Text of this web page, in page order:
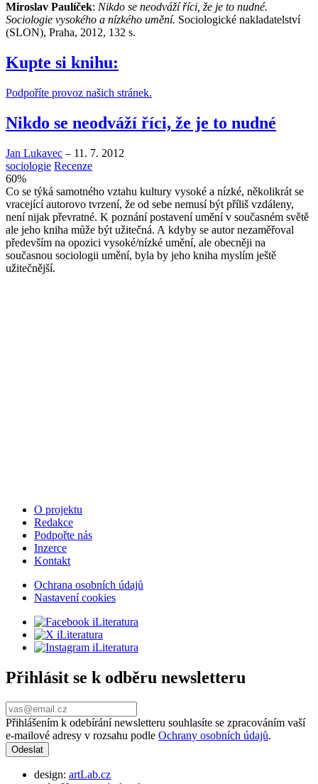
Miroslav Paulíček: Nikdo se neodváží říci, že je to nudné.
Sociologie vysokého a nízkého umění. Sociologické nakladatelství
(SLON), Praha, 2012, 132 s.
Kupte si knihu:
Podpoříte provoz našich stránek.
Nikdo se neodváží říci, že je to nudné
Jan Lukavec – 11. 7. 2012
sociologie Recenze
60%
Co se týká samotného vztahu kultury vysoké a nízké, několikrát se
vracející autorovo tvrzení, že od sebe nemusí být příliš vzdáleny,
není nijak převratné. K poznání postavení umění v současném světě
ale jeho kniha může být užitečná. A kdyby se autor nezaměřoval
především na opozici vysoké/nízké umění, ale obecněji na
současnou sociologii umění, byla by jeho kniha myslím ještě
užitečnější.
O projektu
Redakce
Podpořte nás
Inzerce
Kontakt
Ochrana osobních údajů
Nastavení cookies
Přihlásit se k odběru newsletteru
Přihlášením k odebírání newsletteru souhlasíte se zpracováním vaší
e-mailové adresy v rozsahu podle Ochrany osobních údajů.
design: artLab.cz